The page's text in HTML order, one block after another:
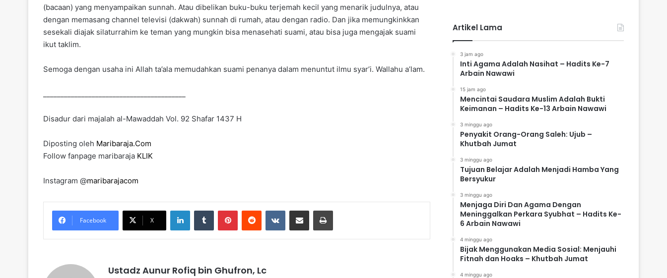
(bacaan) yang menyampaikan sunnah. Atau dibelikan buku-buku terjemah kecil yang menarik judulnya, atau
dengan memasang channel televisi (dakwah) sunnah di rumah, atau dengan radio. Dan jika memungkinkkan
sesekali diajak silaturrahim ke teman yang mungkin bisa menasehati suami, atau bisa juga mengajak suami
ikut taklim.
Semoga dengan usaha ini Allah ta’ala memudahkan suami penanya dalam menuntut ilmu syar’i. Wallahu a’lam.
Disadur dari majalah al-Mawaddah Vol. 92 Shafar 1437 H
Diposting oleh Maribaraja.Com
Follow fanpage maribaraja KLIK
Instagram @maribarajacom
Facebook X
Ustadz Aunur Rofiq bin Ghufron, Lc
Artikel Lama
3 jam ago
Inti Agama Adalah Nasihat – Hadits Ke-7
Arbain Nawawi
15 jam ago
Mencintai Saudara Muslim Adalah Bukti
Keimanan – Hadits Ke-13 Arbain Nawawi
3 minggu ago
Penyakit Orang-Orang Saleh: Ujub –
Khutbah Jumat
3 minggu ago
Tujuan Belajar Adalah Menjadi Hamba Yang
Bersyukur
3 minggu ago
Menjaga Diri Dan Agama Dengan
Meninggalkan Perkara Syubhat – Hadits Ke-
6 Arbain Nawawi
4 minggu ago
Bijak Menggunakan Media Sosial: Menjauhi
Fitnah dan Hoaks – Khutbah Jumat
4 minggu ago